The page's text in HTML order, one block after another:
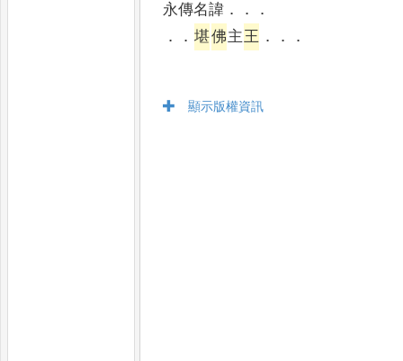
永傳名諱 ．．．
．． 堪佛主王 ．．．
顯示版權資訊